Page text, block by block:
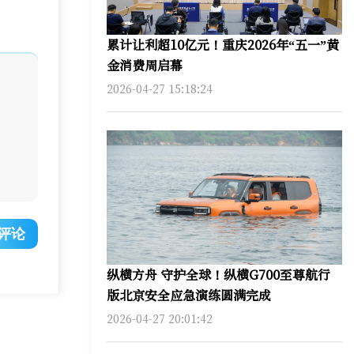
论
累计让利超10亿元！重庆2026年“五一”黄
金消费周启幕
2026-04-27 15:18:24
纵横方舟 守护全球！纵横G700至尊航行
版北京安全应急演练圆满完成
2026-04-27 20:01:42